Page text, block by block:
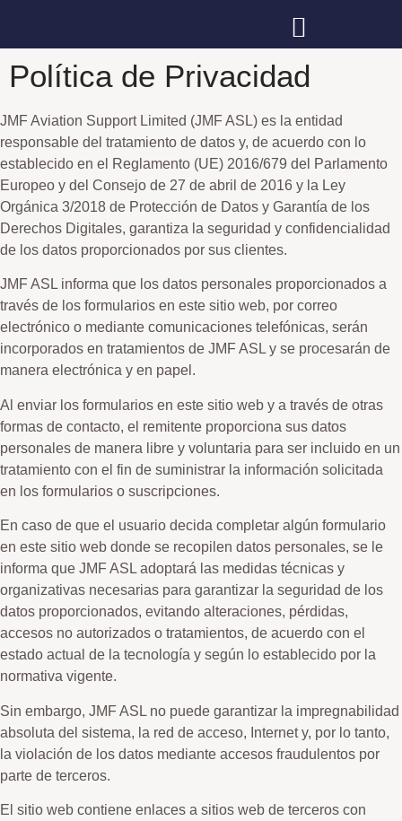
Política de Privacidad
JMF Aviation Support Limited (JMF ASL) es la entidad
responsable del tratamiento de datos y, de acuerdo con lo
establecido en el Reglamento (UE) 2016/679 del Parlamento
Europeo y del Consejo de 27 de abril de 2016 y la Ley
Orgánica 3/2018 de Protección de Datos y Garantía de los
Derechos Digitales, garantiza la seguridad y confidencialidad
de los datos proporcionados por sus clientes.
JMF ASL informa que los datos personales proporcionados a
través de los formularios en este sitio web, por correo
electrónico o mediante comunicaciones telefónicas, serán
incorporados en tratamientos de JMF ASL y se procesarán de
manera electrónica y en papel.
Al enviar los formularios en este sitio web y a través de otras
formas de contacto, el remitente proporciona sus datos
personales de manera libre y voluntaria para ser incluido en un
tratamiento con el fin de suministrar la información solicitada
en los formularios o suscripciones.
En caso de que el usuario decida completar algún formulario
en este sitio web donde se recopilen datos personales, se le
informa que JMF ASL adoptará las medidas técnicas y
organizativas necesarias para garantizar la seguridad de los
datos proporcionados, evitando alteraciones, pérdidas,
accesos no autorizados o tratamientos, de acuerdo con el
estado actual de la tecnología y según lo establecido por la
normativa vigente.
Sin embargo, JMF ASL no puede garantizar la impregnabilidad
absoluta del sistema, la red de acceso, Internet y, por lo tanto,
la violación de los datos mediante accesos fraudulentos por
parte de terceros.
El sitio web contiene enlaces a sitios web de terceros con